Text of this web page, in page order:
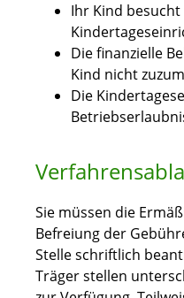
Ihr Kind besucht
Die finanzielle
Kind nicht
Die
Sie müssen die
Befreiung der
Stelle schriftlich
Träger stellen